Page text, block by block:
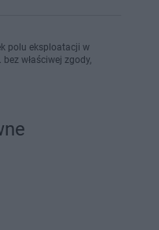
polu eksploatacji w
właściwej zgody,